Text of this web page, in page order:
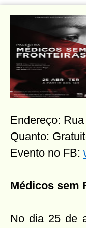
Endereço:
Quanto:
Evento no FB:
Médicos sem
No dia 25 de